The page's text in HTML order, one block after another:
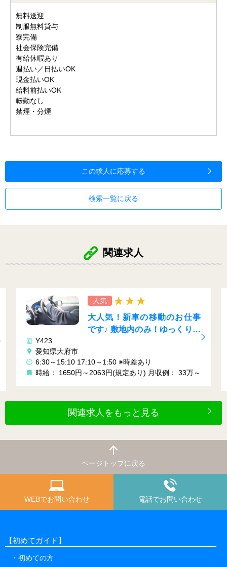
無料送迎
制服無料貸与
寮完備
社会保険完備
有給休暇あり
週払い／日払いOK
現金払いOK
給料前払いOK
転勤なし
禁煙・分煙
この求人に応募する
検索一覧に戻る
関連求人
人気
大人気！新車の移動のお仕事
です♪ 敷地内のみ！ゆっくり運
Y423
愛知県大府市
6:30～15:10 17:10～1:50 ※時差あり
時給： 1650円～2063円(規定あり) 月収例： 33万～
関連求人をもっと見る
ページトップに戻る
WEBでお問い合わせ 電話でお問い合わせ
【初めてガイド】
初めての方